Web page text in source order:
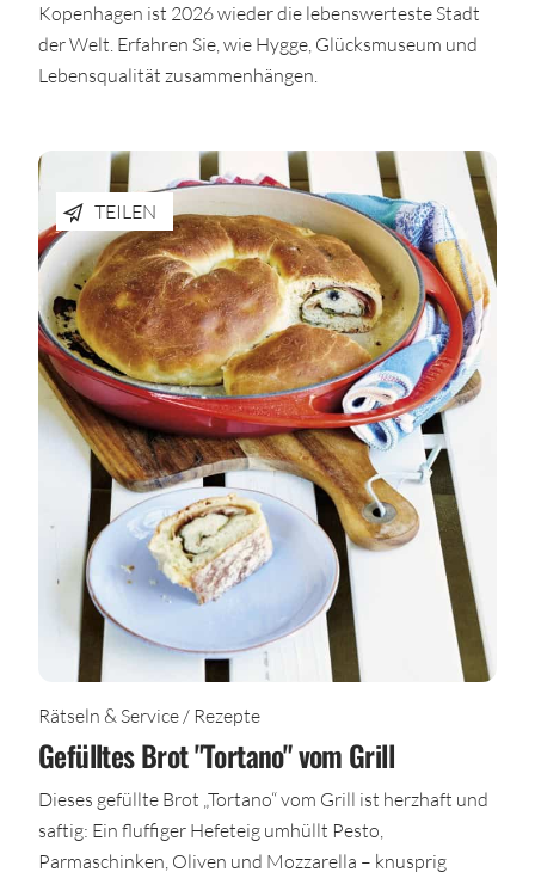
Kopenhagen ist 2026 wieder die lebenswerteste Stadt
der Welt. Erfahren Sie, wie Hygge, Glücksmuseum und
Lebensqualität zusammenhängen.
TEILEN
Rätseln & Service / Rezepte
Gefülltes Brot "Tortano" vom Grill
Dieses gefüllte Brot „Tortano“ vom Grill ist herzhaft und
saftig: Ein fluffiger Hefeteig umhüllt Pesto,
Parmaschinken, Oliven und Mozzarella – knusprig